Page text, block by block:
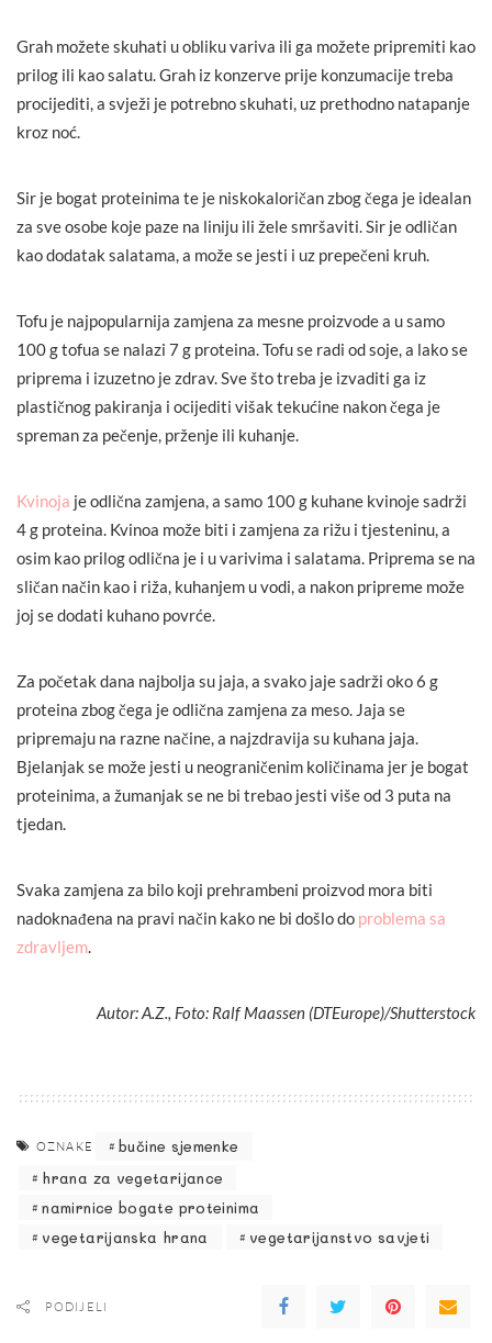
Grah možete skuhati u obliku variva ili ga možete pripremiti kao
prilog ili kao salatu. Grah iz konzerve prije konzumacije treba
procijediti, a svježi je potrebno skuhati, uz prethodno natapanje
kroz noć.
Sir je bogat proteinima te je niskokaloričan zbog čega je idealan
za sve osobe koje paze na liniju ili žele smršaviti. Sir je odličan
kao dodatak salatama, a može se jesti i uz prepečeni kruh.
Tofu je najpopularnija zamjena za mesne proizvode a u samo
100 g tofua se nalazi 7 g proteina. Tofu se radi od soje, a lako se
priprema i izuzetno je zdrav. Sve što treba je izvaditi ga iz
plastičnog pakiranja i ocijediti višak tekućine nakon čega je
spreman za pečenje, prženje ili kuhanje.
Kvinoja je odlična zamjena, a samo 100 g kuhane kvinoje sadrži
4 g proteina. Kvinoa može biti i zamjena za rižu i tjesteninu, a
osim kao prilog odlična je i u varivima i salatama. Priprema se na
sličan način kao i riža, kuhanjem u vodi, a nakon pripreme može
joj se dodati kuhano povrće.
Za početak dana najbolja su jaja, a svako jaje sadrži oko 6 g
proteina zbog čega je odlična zamjena za meso. Jaja se
pripremaju na razne načine, a najzdravija su kuhana jaja.
Bjelanjak se može jesti u neograničenim količinama jer je bogat
proteinima, a žumanjak se ne bi trebao jesti više od 3 puta na
tjedan.
Svaka zamjena za bilo koji prehrambeni proizvod mora biti
nadoknađena na pravi način kako ne bi došlo do problema sa
zdravljem.
Autor: A.Z., Foto: Ralf Maassen (DTEurope)/Shutterstock
OZNAKE
bučine sjemenke
hrana za vegetarijance
namirnice bogate proteinima
vegetarijanska hrana
vegetarijanstvo savjeti
PODIJELI